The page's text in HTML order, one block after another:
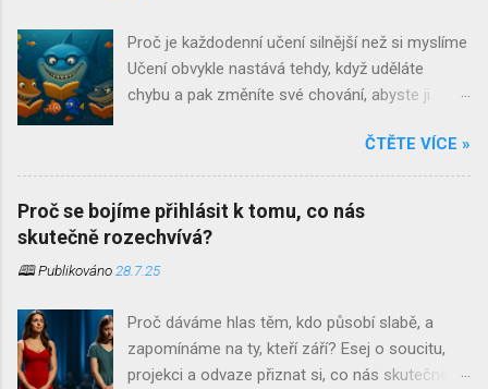
Proč je každodenní učení silnější než si myslíme
Učení obvykle nastává tehdy, když uděláte
chybu a pak změníte své chování, abyste ji
při jejich vyslovení ostatní spojují s čímsi
strukturovaným, oficiálním a až znepokojivě
systematickým. Jsou to povětšinou místa
našeho dětství. Školní lavice, tabule a křída,
přítomný zápas s biflováním . S trochou
skončí učení ve chvíli, kdy si naposledy nasadí
promoční střapce. Co když je to ale přesně
naopak? Co když se to nejpodstatnější
ČTĚTE VÍCE »
Proč se bojíme přihlásit k tomu, co nás
skutečně rozechvívá?
🕮 Publikováno 28.7.25
Proč dáváme hlas těm, kdo působí slabě, a
zapomínáme na ty, kteří září? Esej o soucitu,
projekci a odvaze přiznat si, co nás skutečně